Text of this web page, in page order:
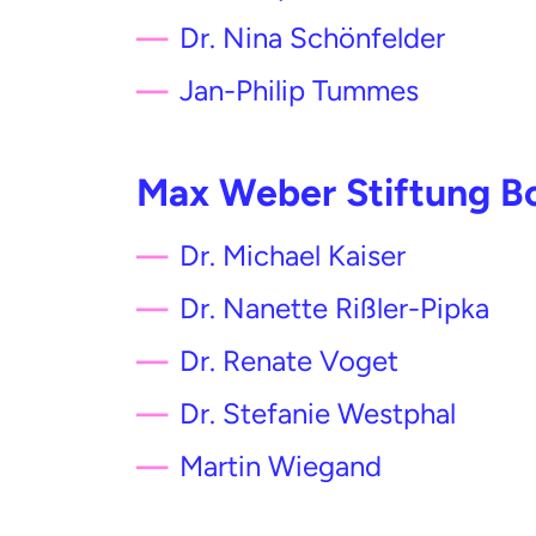
Dr. Nina Schönfelder
Jan-Philip Tummes
Max Weber Stiftung
Dr. Michael Kaiser
Dr. Nanette Rißler-Pipka
Dr. Renate Voget
Dr. Stefanie Westphal
Martin Wiegand